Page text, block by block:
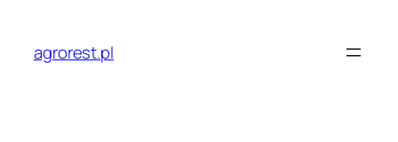
treściagrorest.pl